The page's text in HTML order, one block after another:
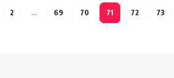
2 … 69 70 71 72 73